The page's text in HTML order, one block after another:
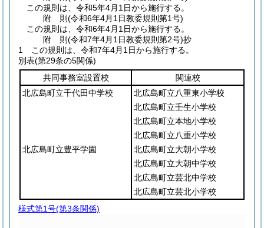
この規則は、令和5年4月1日から施行する。
附 則(令和6年4月1日教委規則第1号)
この規則は、令和6年4月1日から施行する。
附 則(令和7年4月1日教委規則第2号)抄
1
この規則は、令和7年4月1日から施行する。
別表(第29条の5関係)
共同事務室設置校
関連校
北広島町立千代田中学校
北広島町立八重東小学校
北広島町立壬生小学校
北広島町立本地小学校
北広島町立八重小学校
北広島町立豊平学園
北広島町立大朝小学校
北広島町立大朝中学校
北広島町立芸北中学校
北広島町立芸北小学校
様式第1号(第3条関係)